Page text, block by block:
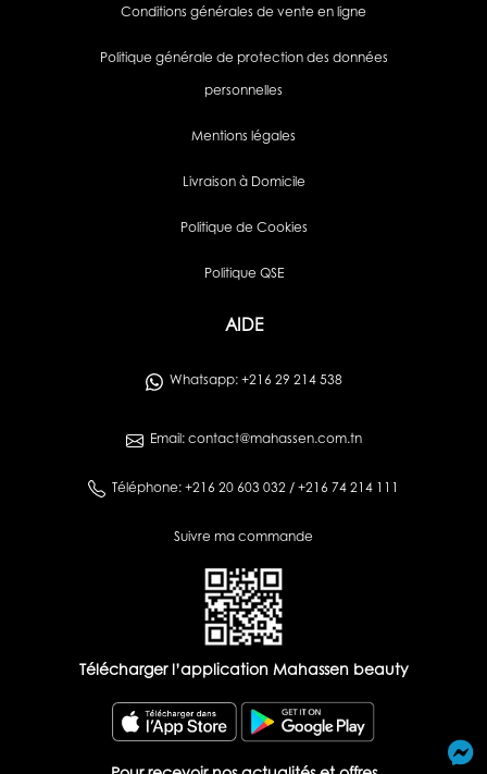
Conditions générales de vente en ligne
Politique générale de protection des données
personnelles
Mentions légales
Livraison à Domicile
Politique de Cookies
Politique QSE
AIDE
Whatsapp: +216 29 214 538
Email: contact@mahassen.com.tn
Téléphone: +216 20 603 032 / +216 74 214 111
Suivre ma commande
Télécharger l’application Mahassen beauty